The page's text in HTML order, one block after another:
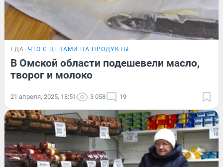
ЕДА ЧТО С ЦЕНАМИ НА ПРОДУКТЫ
В Омской области подешевели масло,
творог и молоко
21 апреля, 2025, 18:51 3 058 19